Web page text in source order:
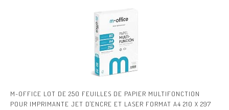
M-OFFICE LOT DE 250 FEUILLES DE PAPIER MULTIFONCTION
POUR IMPRIMANTE JET D'ENCRE ET LASER FORMAT A4 210 X 297